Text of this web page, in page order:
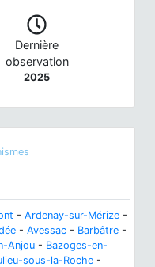
Dernière
observation
2025
- Ardenay-sur-Mérize -
- Avessac - Barbâtre -
Anjou - Bazoges-en-
sous-la-Roche -